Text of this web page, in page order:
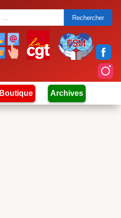
Boutique Archives